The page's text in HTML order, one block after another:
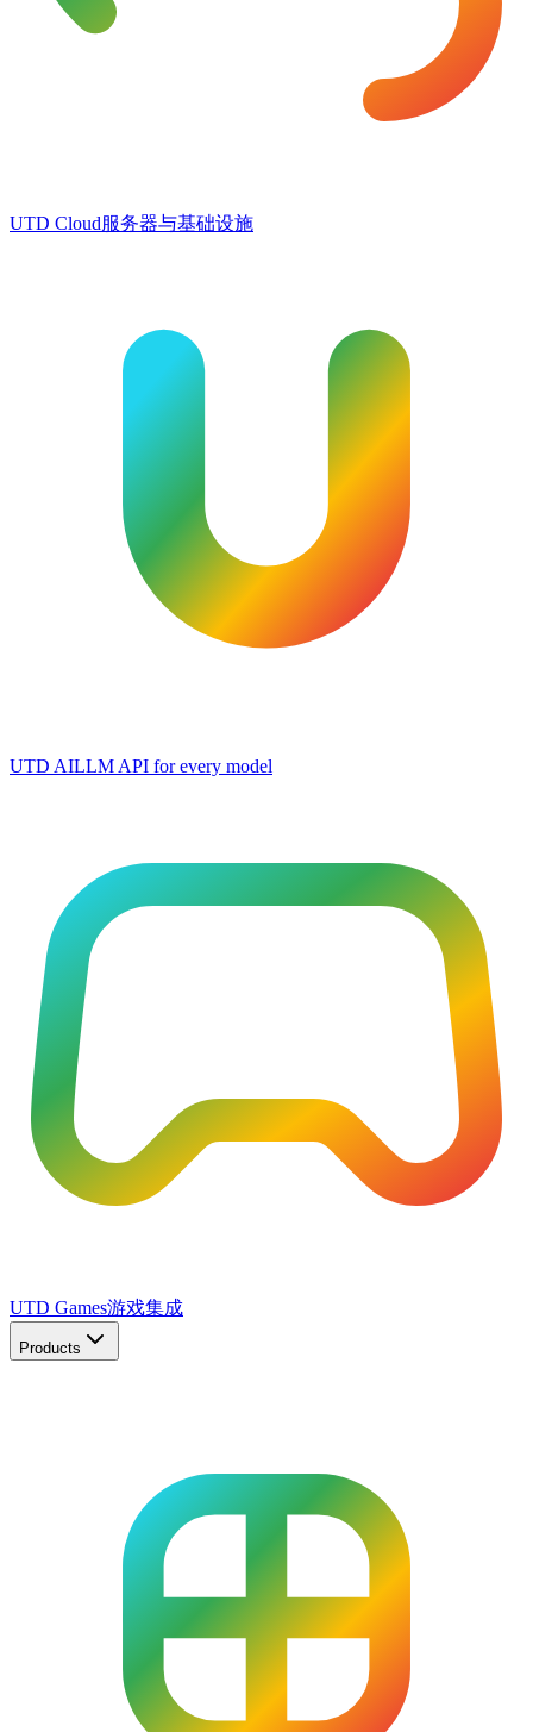
UTD Cloud服务器与基础设施
UTD AILLM API for every model
UTD Games游戏集成
Products